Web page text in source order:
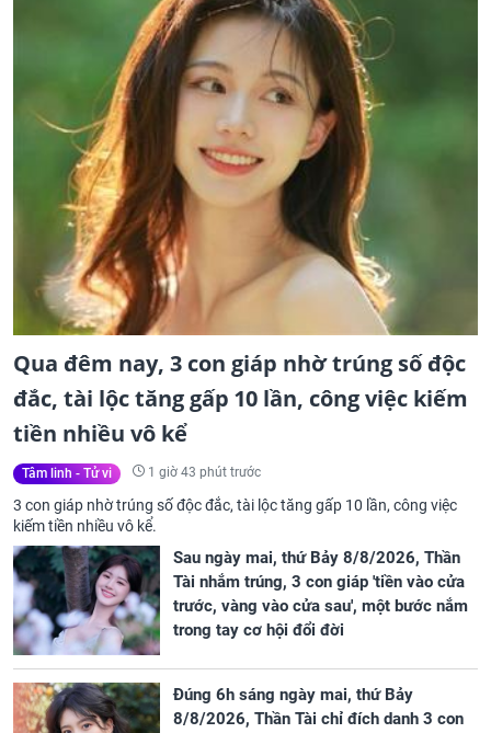
Qua đêm nay, 3 con giáp nhờ trúng số độc
đắc, tài lộc tăng gấp 10 lần, công việc kiếm
tiền nhiều vô kể
Tâm linh - Tử vi 1 giờ 43 phút trước
3 con giáp nhờ trúng số độc đắc, tài lộc tăng gấp 10 lần, công việc
kiếm tiền nhiều vô kể.
Sau ngày mai, thứ Bảy 8/8/2026, Thần
Tài nhắm trúng, 3 con giáp 'tiền vào cửa
trước, vàng vào cửa sau', một bước nắm
trong tay cơ hội đổi đời
Đúng 6h sáng ngày mai, thứ Bảy
8/8/2026, Thần Tài chỉ đích danh 3 con